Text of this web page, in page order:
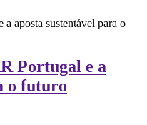
Portugal e a
o futuro